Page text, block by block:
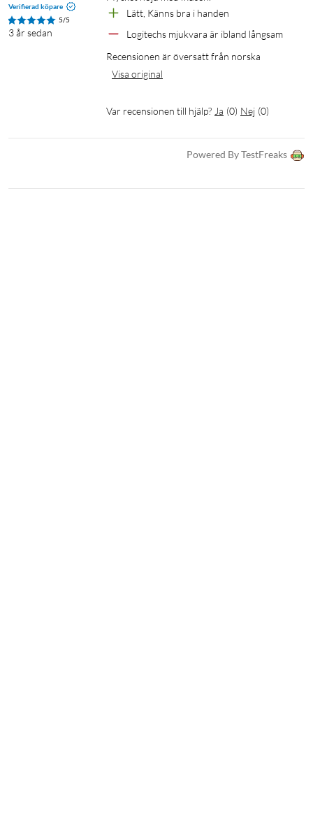
Verifierad köpare
5/5
3 år sedan
Lätt, Känns bra i handen
Logitechs mjukvara är ibland långsam
Recensionen är översatt från norska
Visa original
Var recensionen till hjälp? Ja (0) Nej (0)
Powered By TestFreaks